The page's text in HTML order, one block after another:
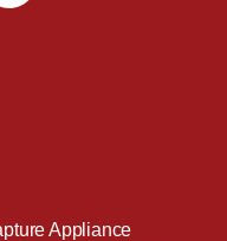
Appliance